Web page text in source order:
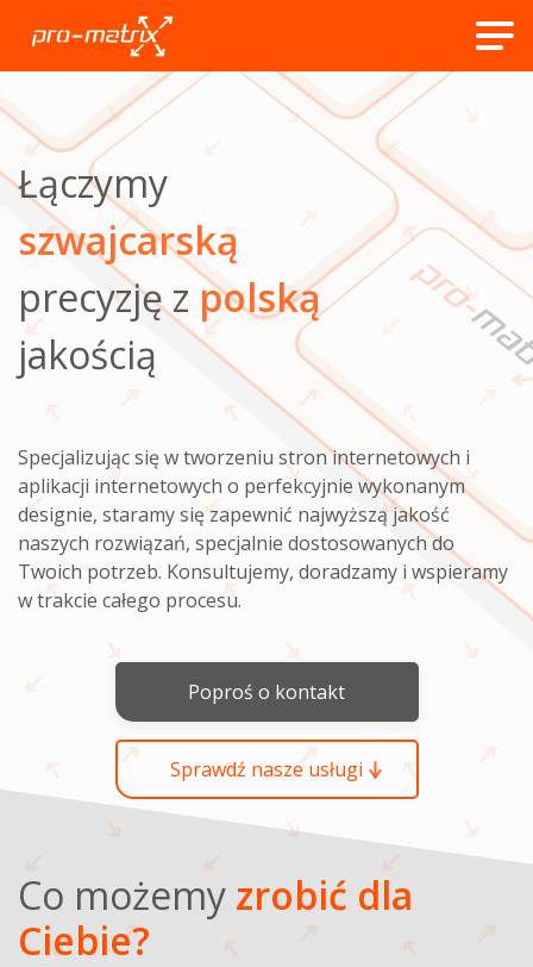
Łączymy
szwajcarską
precyzję z polską
jakością
Specjalizując się w tworzeniu stron internetowych i
aplikacji internetowych o perfekcyjnie wykonanym
designie, staramy się zapewnić najwyższą jakość
naszych rozwiązań, specjalnie dostosowanych do
Twoich potrzeb. Konsultujemy, doradzamy i wspieramy
w trakcie całego procesu.
Poproś o kontakt
Sprawdź nasze usługi
Co możemy zrobić dla
Ciebie?